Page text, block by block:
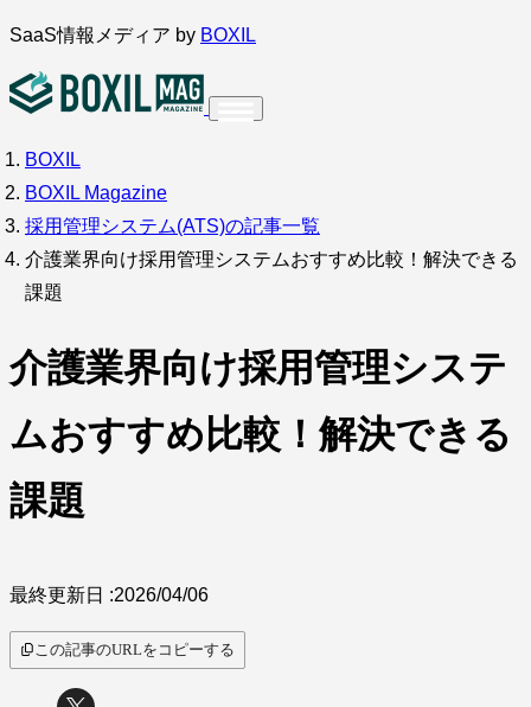
内
を
キ
ッ
プ
SaaS情報メディア by BOXIL
インタビュー
サービス比較 キーワードから探す
SaaS情報メディア by
BOXIL
BOXIL Magazine
採用管理システム(ATS)の記事一覧
介護業界向け採用管理システムおすすめ比較！解決できる
課題
介護業界向け採用管理システ
ムおすすめ比較！解決できる
課題
最終更新日 :2026/04/06
この記事のURLをコピーする